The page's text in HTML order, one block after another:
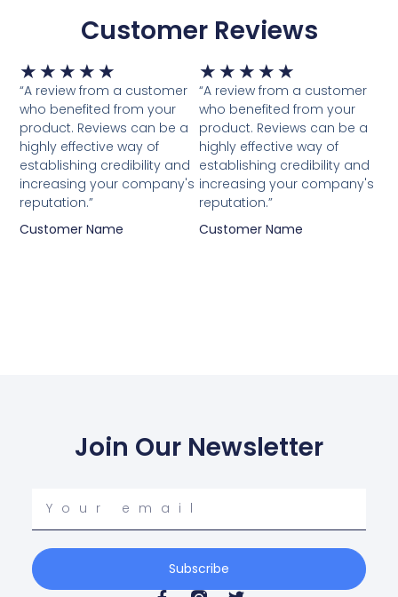
Customer Reviews
★ ★ ★ ★ ★ Waardering
5
van
5
“A review from a customer
who benefited from your
product. Reviews can be a
highly effective way of
establishing credibility and
increasing your company's
reputation.”
Customer Name
★ ★ ★ ★ ★
5
van
5
“A review from a customer
who benefited from your
product. Reviews can be a
highly effective way of
establishing credibility and
increasing your company's
reputation.”
Customer Name
Join Our Newsletter
email
Subscribe